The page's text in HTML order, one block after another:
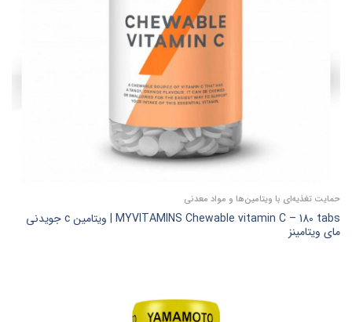
حمایت تغذیه‌ای با ویتامین‌ها و مواد معدنی
MYVITAMINS Chewable vitamin C – 180 tabs | ویتامین c جویدنی
مای ویتامینز